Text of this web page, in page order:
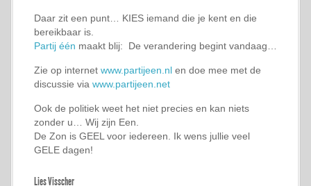
Daar zit een punt… KIES iemand die je kent en die
bereikbaar is.
Partij één maakt blij: De verandering begint vandaag…
Zie op internet www.partijeen.nl en doe mee met de
discussie via www.partijeen.net
Ook de politiek weet het niet precies en kan niets
zonder u… Wij zijn Een.
De Zon is GEEL voor iedereen. Ik wens jullie veel
GELE dagen!
Lies Visscher